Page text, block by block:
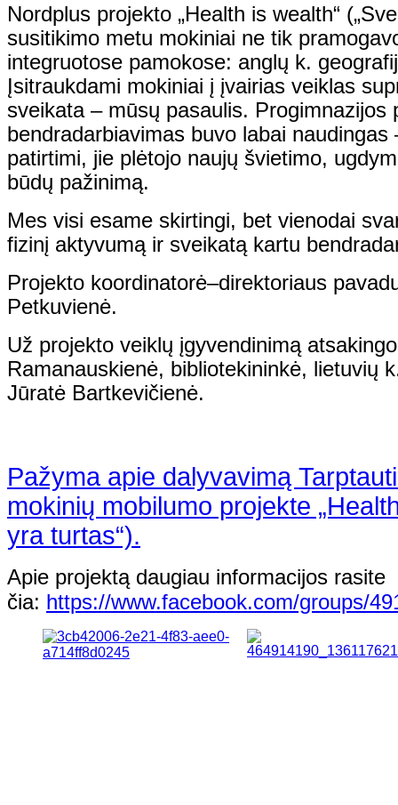
Nordplus projekto „Health is wealth“
susitikimo metu mokiniai ne tik
integruotose pamokose: anglų k.
Įsitraukdami mokiniai į įvairias veiklas
sveikata – mūsų pasaulis. Progimnazijos
bendradarbiavimas buvo labai naudingas
patirtimi, jie plėtojo naujų švietimo,
būdų pažinimą.
Mes visi esame skirtingi, bet vienodai
fizinį aktyvumą ir sveikatą kartu
Projekto koordinatorė–direktoriaus
Petkuvienė.
Už projekto veiklų įgyvendinimą
Ramanauskienė, bibliotekininkė, lietuvių
Jūratė Bartkevičienė.
Pažyma apie dalyvavimą
mokinių mobilumo projekte
yra turtas“).
Apie projektą daugiau informacijos rasite
čia: https://www.facebook.com/groups/